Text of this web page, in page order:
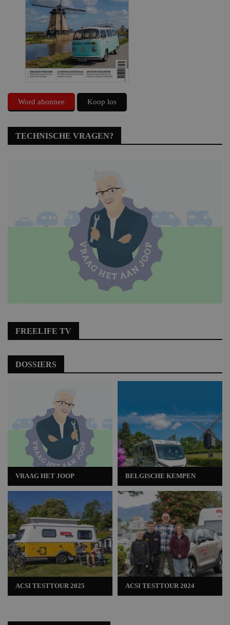
Word abonnee Koop los
TECHNISCHE VRAGEN?
FREELIFE TV
DOSSIERS
VRAAG HET JOOP
ACSI TESTTOUR 2025
BELGISCHE KEMPEN
ACSI TESTTOUR 2024